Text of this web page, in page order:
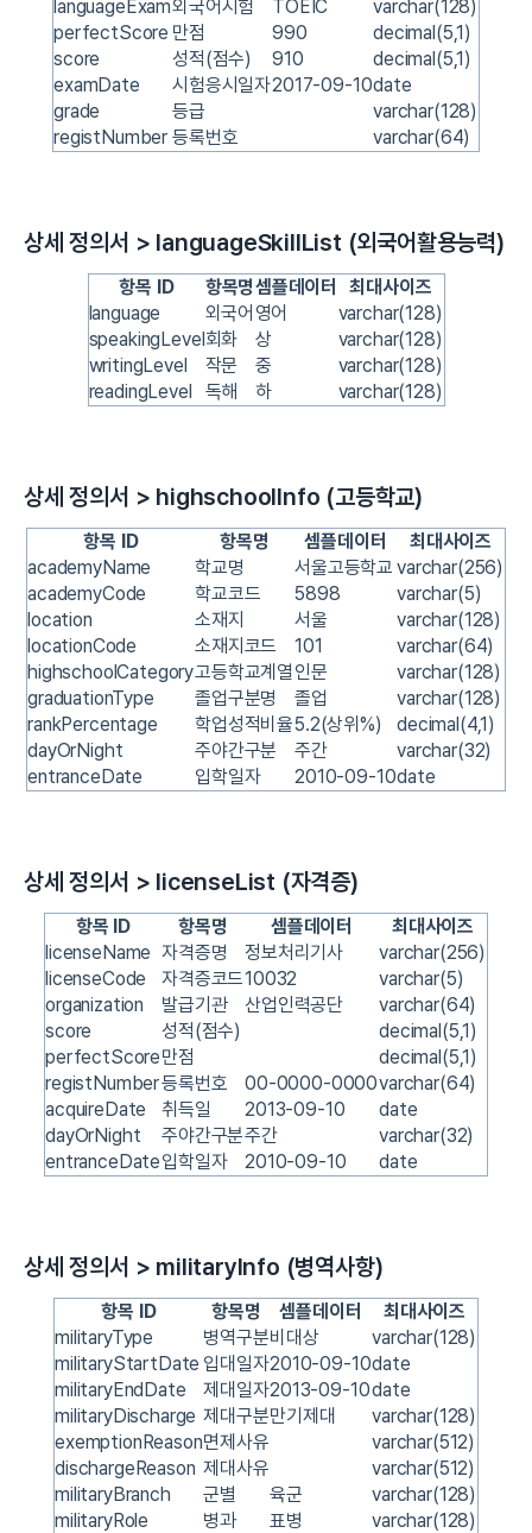
languageExam외국어시험 TOEIC
varchar(128)
perfectScore 만점 990
decimal(5,1)
score
성적(점수) 910
decimal(5,1)
examDate
시험응시일자2017-09-10date
grade
등급
varchar(128)
registNumber 등록번호 varchar(64)
상세 정의서 > languageSkillList (외국어활용능력)
항목 ID 항목명셈플데이터
최대사이즈
language
외국어 영어
varchar(128)
speakingLevel회화 상
varchar(128)
writingLevel
작문 중
varchar(128)
readingLevel
독해 하 varchar(128)
상세 정의서 > highschoolInfo (고등학교)
항목 ID 항목명 셈플데이터
최대사이즈
academyName
학교명 서울고등학교 varchar(256)
academyCode
학교코드 5898
varchar(5)
location
소재지 서울
varchar(128)
locationCode
소재지코드 101
varchar(64)
highschoolCategory고등학교계열 인문
varchar(128)
graduationType
졸업구분명 졸업
varchar(128)
rankPercentage
학업성적비율5.2(상위%)
decimal(4,1)
dayOrNight
주야간구분 주간
varchar(32)
entranceDate
입학일자 2010-09-10date
상세 정의서 > licenseList (자격증)
항목 ID 항목명 셈플데이터
최대사이즈
licenseName 자격증명 정보처리기사
varchar(256)
licenseCode
자격증코드10032
varchar(5)
organization
발급기관 산업인력공단
varchar(64)
score
성적(점수)
decimal(5,1)
perfectScore만점
decimal(5,1)
registNumber등록번호 00-0000-0000varchar(64)
acquireDate
취득일 2013-09-10
date
dayOrNight
주야간구분주간
varchar(32)
entranceDate입학일자 2010-09-10 date
상세 정의서 > militaryInfo (병역사항)
항목 ID 항목명 셈플데이터
최대사이즈
militaryType
병역구분비대상
varchar(128)
militaryStartDate 입대일자2010-09-10date
militaryEndDate
제대일자2013-09-10date
militaryDischarge 제대구분만기제대
varchar(128)
exemptionReason면제사유
varchar(512)
dischargeReason 제대사유
varchar(512)
militaryBranch
군별 육군
varchar(128)
militaryRole
병과 표병
varchar(128)